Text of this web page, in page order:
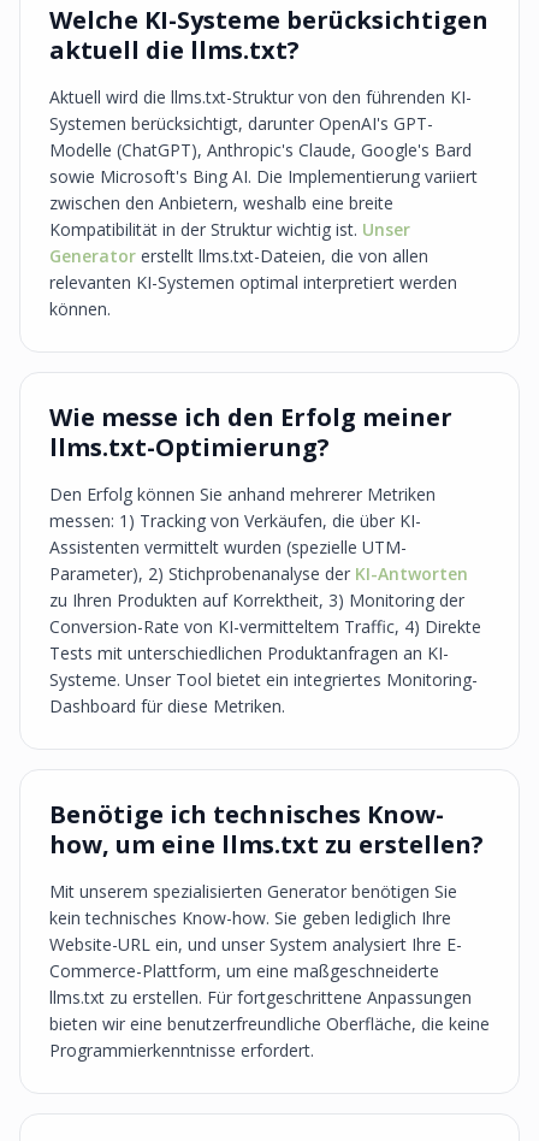
Welche KI-Systeme berücksichtigen
aktuell die llms.txt?
Aktuell wird die llms.txt-Struktur von den führenden KI-
Systemen berücksichtigt, darunter OpenAI's GPT-
Modelle (ChatGPT), Anthropic's Claude, Google's Bard
sowie Microsoft's Bing AI. Die Implementierung variiert
zwischen den Anbietern, weshalb eine breite
Kompatibilität in der Struktur wichtig ist. Unser
Generator erstellt llms.txt-Dateien, die von allen
relevanten KI-Systemen optimal interpretiert werden
können.
Wie messe ich den Erfolg meiner
llms.txt-Optimierung?
Den Erfolg können Sie anhand mehrerer Metriken
messen: 1) Tracking von Verkäufen, die über KI-
Assistenten vermittelt wurden (spezielle UTM-
Parameter), 2) Stichprobenanalyse der KI-Antworten
zu Ihren Produkten auf Korrektheit, 3) Monitoring der
Conversion-Rate von KI-vermitteltem Traffic, 4) Direkte
Tests mit unterschiedlichen Produktanfragen an KI-
Systeme. Unser Tool bietet ein integriertes Monitoring-
Dashboard für diese Metriken.
Benötige ich technisches Know-
how, um eine llms.txt zu erstellen?
Mit unserem spezialisierten Generator benötigen Sie
kein technisches Know-how. Sie geben lediglich Ihre
Website-URL ein, und unser System analysiert Ihre E-
Commerce-Plattform, um eine maßgeschneiderte
llms.txt zu erstellen. Für fortgeschrittene Anpassungen
bieten wir eine benutzerfreundliche Oberfläche, die keine
Programmierkenntnisse erfordert.